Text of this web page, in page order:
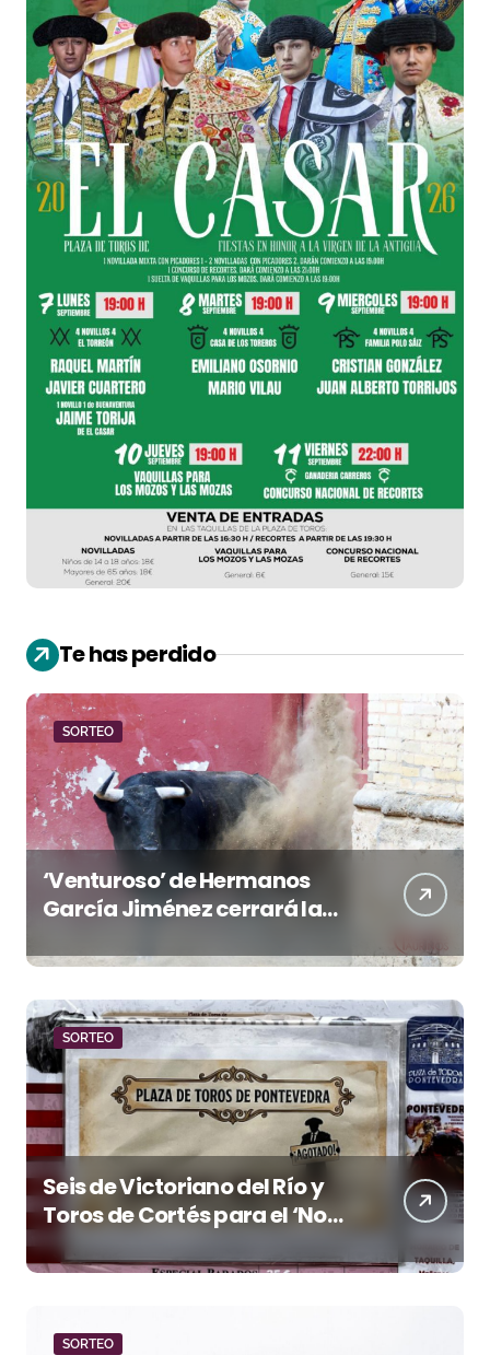
Te has perdido
SORTEO
‘Venturoso’ de Hermanos
García Jiménez cerrará la
SORTEO
Seis de Victoriano del Río y
Toros de Cortés para el ‘No
Hay Localidades’ de esta
tarde en Pontevedra
SORTEO